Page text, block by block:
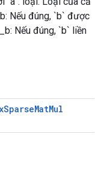
Nếu đúng, `b` được
Nếu đúng, `b` liền
SparseMatMul